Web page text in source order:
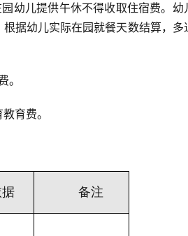
幼儿提供午休不得收取住宿费。幼
据幼儿实际在园就餐天数结算，多
育费。
备注